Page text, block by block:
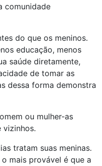
comunidade
do que os meninos.
educação, menos
saúde diretamente,
de tomar as
dessa forma demonstra
ou mulher-as
vizinhos.
tratam suas meninas.
mais provável é que a